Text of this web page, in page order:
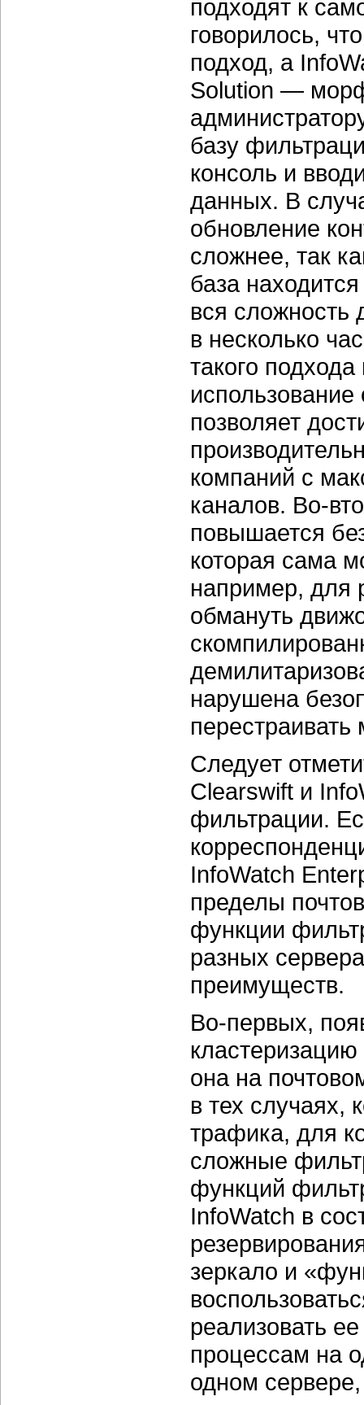
подходят к
говорилось,
подход, а
Solution —
базу
консоль и
данных. В
обновление
сложнее, так
база
вся сложность
в несколько
такого
позволяет
компаний с
каналов. Во-
повышается
которая сама
например, для
обмануть
нарушена
Следует
Clearswift и
фильтрации.
InfoWatch
пределы
функции
разных
преимуществ.
Во-первых,
кластеризацию
она на
в тех случаях,
трафика, для
сложные
функций
InfoWatch в
зеркало и
реализовать
процессам на
одном